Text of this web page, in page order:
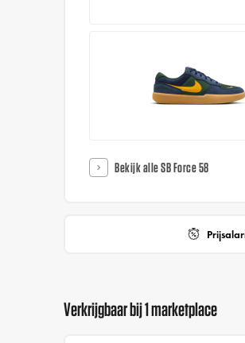
Bekijk alle SB Force 58
Verkrijgbaar bij 1 marketplace